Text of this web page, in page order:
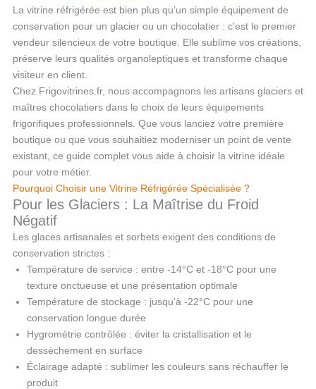
La vitrine réfrigérée est bien plus qu’un simple équipement de
conservation pour un glacier ou un chocolatier : c’est le premier
vendeur silencieux de votre boutique. Elle sublime vos créations,
préserve leurs qualités organoleptiques et transforme chaque
visiteur en client.
Chez Frigovitrines.fr, nous accompagnons les artisans glaciers et
maîtres chocolatiers dans le choix de leurs équipements
frigorifiques professionnels. Que vous lanciez votre première
boutique ou que vous souhaitiez moderniser un point de vente
existant, ce guide complet vous aide à choisir la vitrine idéale
pour votre métier.
Pourquoi Choisir une Vitrine Réfrigérée Spécialisée ?
Pour les Glaciers : La Maîtrise du Froid
Négatif
Les glaces artisanales et sorbets exigent des conditions de
conservation strictes :
Température de service : entre -14°C et -18°C pour une
texture onctueuse et une présentation optimale
Température de stockage : jusqu’à -22°C pour une
conservation longue durée
Hygrométrie contrôlée : éviter la cristallisation et le
dessèchement en surface
Éclairage adapté : sublimer les couleurs sans réchauffer le
produit